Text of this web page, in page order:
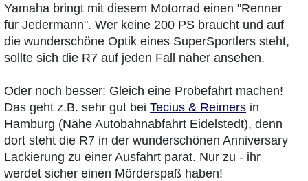
Yamaha bringt mit diesem Motorrad einen "Renner
für Jedermann". Wer keine 200 PS braucht und auf
die wunderschöne Optik eines SuperSportlers steht,
sollte sich die R7 auf jeden Fall näher ansehen.
Oder noch besser: Gleich eine Probefahrt machen!
Das geht z.B. sehr gut bei Tecius & Reimers in
Hamburg (Nähe Autobahnabfahrt Eidelstedt), denn
dort steht die R7 in der wunderschönen Anniversary
Lackierung zu einer Ausfahrt parat. Nur zu - ihr
werdet sicher einen Mörderspaß haben!